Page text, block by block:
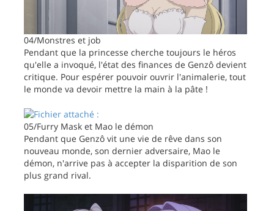
04/Monstres et job
Pendant que la princesse cherche toujours le héros
qu'elle a invoqué, l'état des finances de Genzô devient
critique. Pour espérer pouvoir ouvrir l'animalerie, tout
le monde va devoir mettre la main à la pâte !
05/Furry Mask et Mao le démon
Pendant que Genzô vit une vie de rêve dans son
nouveau monde, son dernier adversaire, Mao le
démon, n'arrive pas à accepter la disparition de son
plus grand rival.